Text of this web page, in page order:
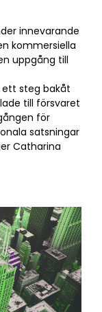
innevarande
kommersiella
uppgång till
ett steg bakåt
till försvaret
för
satsningar
Catharina